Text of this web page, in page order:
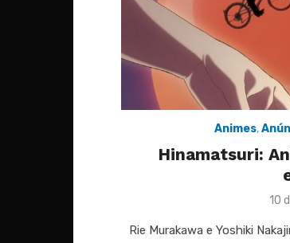
Animes,
Hinamatsuri:
10
Rie Murakawa e Yoshiki